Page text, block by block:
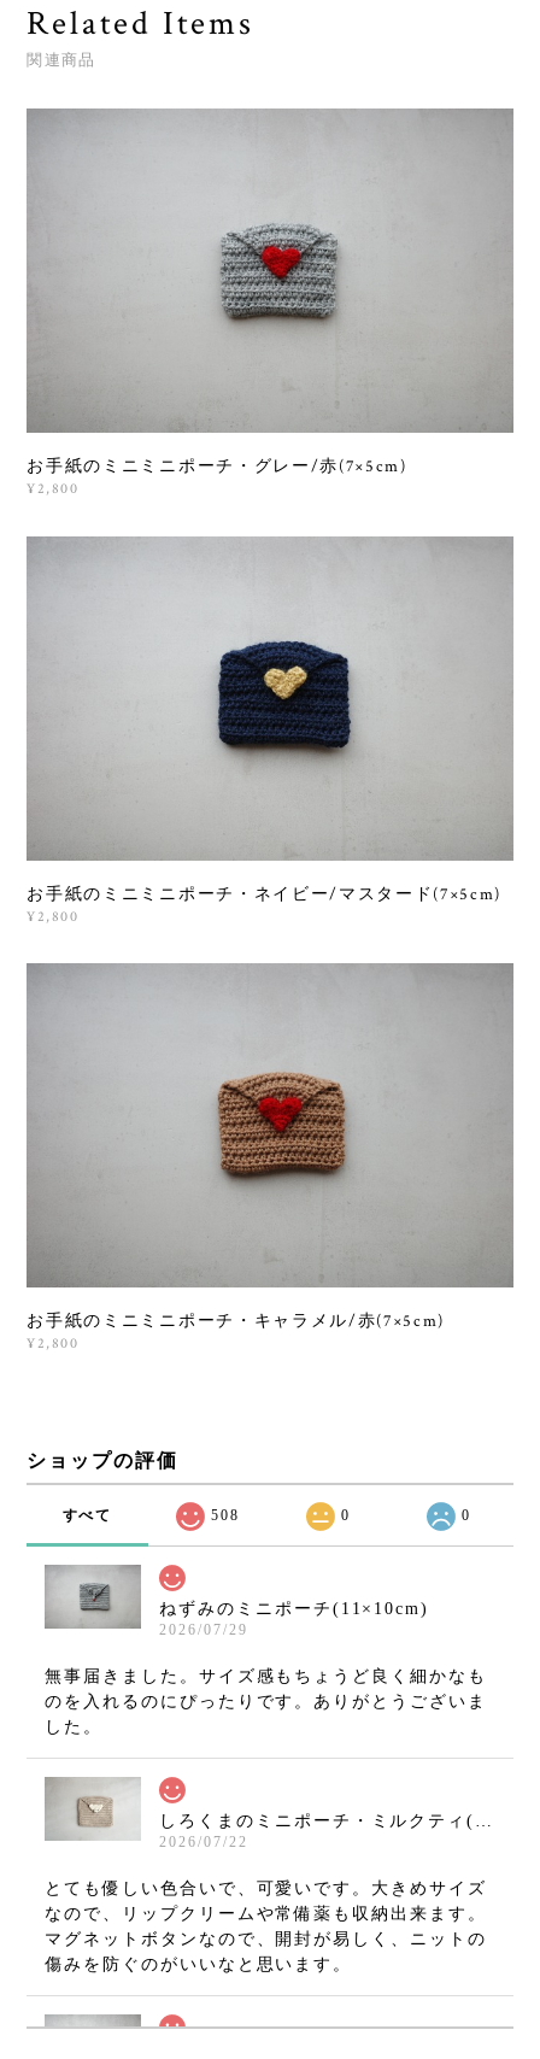
Related Items
関連商品
お手紙のミニミニポーチ・グレー/赤(7×5cm)
¥2,800
お手紙のミニミニポーチ・ネイビー/マスタード(7×5cm)
¥2,800
お手紙のミニミニポーチ・キャラメル/赤(7×5cm)
¥2,800
ショップの評価
すべて 508 0 0
ねずみのミニポーチ(11×10cm)
2026/07/29
無事届きました。サイズ感もちょうど良く細かなも
のを入れるのにぴったりです。ありがとうございま
した。
2026/07/22
とても優しい色合いで、可愛いです。大きめサイズ
なので、リップクリームや常備薬も収納出来ます。
マグネットボタンなので、開封が易しく、ニットの
傷みを防ぐのがいいなと思います。